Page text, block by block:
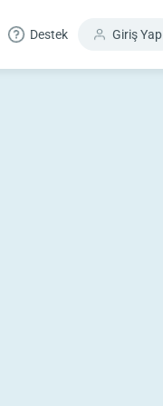
Destek Giriş Yap